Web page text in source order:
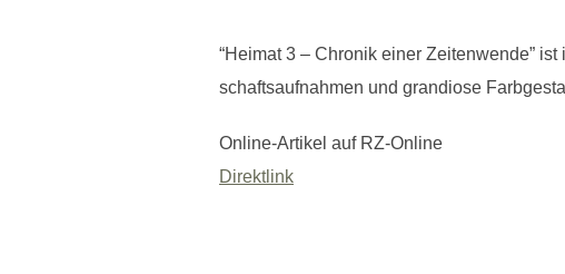
“Hei­mat 3 – Chronik einer Zei­ten­wen­de”
schafts­auf­nah­men und gran­diose
Online-Artikel auf RZ-Online
Direktlink